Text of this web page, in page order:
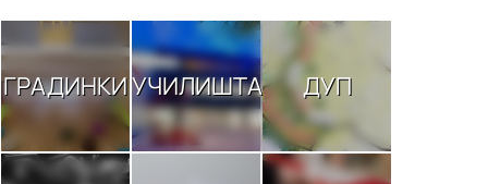
ГРАДИНКИУЧИЛИШТА ДУП